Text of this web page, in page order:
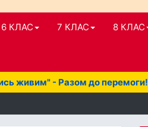
6 КЛАС 7 КЛАС 8 КЛАС
живим" - Разом до перемоги!